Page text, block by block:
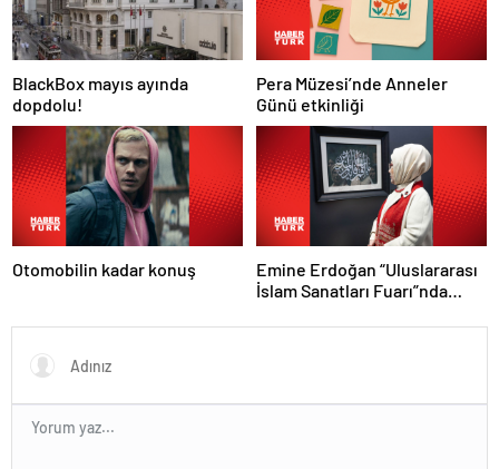
BlackBox mayıs ayında
dopdolu!
Pera Müzesi’nde Anneler
Günü etkinliği
Otomobilin kadar konuş
Emine Erdoğan “Uluslararası
İslam Sanatları Fuarı”nda